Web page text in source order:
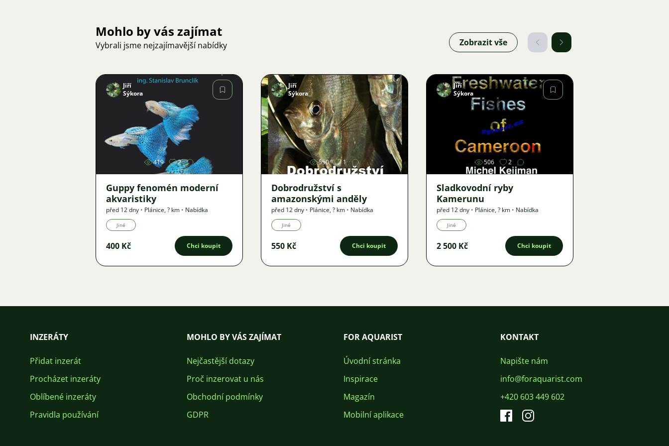
Mohlo by vás zajímat
Vybrali jsme nejzajímavější nabídky Zobrazit vše
Obrázek
Jiří
Sýkora
419 2
Guppy fenomén moderní
akvaristiky
před 12 dny • Plánice,? km • Nabídka
Jiné
400 Kč Chci koupit
Obrázek
Jiří
Sýkora
550 1
Dobrodružství s
amazonskými anděly
před 12 dny • Plánice,? km • Nabídka
Jiné
550 Kč Chci koupit
Obrázek
Jiří
Sýkora
506 2
Sladkovodní ryby
Kamerunu
před 12 dny • Plánice,? km • Nabídka
Jiné
2 500 Kč Chci koupit
INZERÁTY
Přidat inzerát
Procházet inzeráty
Oblíbené inzeráty
Pravidla používání
MOHLO BY VÁS ZAJÍMAT
Nejčastější dotazy
Proč inzerovat u nás
Obchodní podmínky
GDPR
FOR AQUARIST
Úvodní stránka
Inspirace
Magazín
Mobilní aplikace
KONTAKT
Napište nám
info@foraquarist.com
+420 603 449 602